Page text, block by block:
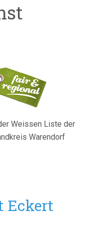
Weissen Liste der
Warendorf
Eckert